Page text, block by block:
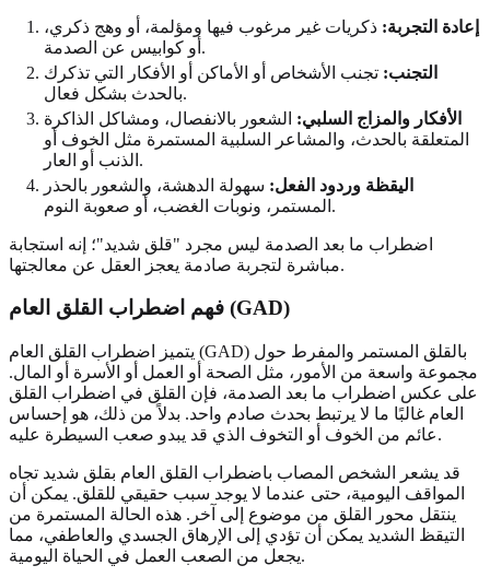
إعادة التجربة: ذكريات غير مرغوب فيها ومؤلمة، أو وهج ذكري،
أو كوابيس عن الصدمة.
التجنب: تجنب الأشخاص أو الأماكن أو الأفكار التي تذكرك
بالحدث بشكل فعال.
الأفكار والمزاج السلبي: الشعور بالانفصال، ومشاكل الذاكرة
المتعلقة بالحدث، والمشاعر السلبية المستمرة مثل الخوف أو
الذنب أو العار.
اليقظة وردود الفعل: سهولة الدهشة، والشعور بالحذر
المستمر، ونوبات الغضب، أو صعوبة النوم.
اضطراب ما بعد الصدمة ليس مجرد "قلق شديد"؛ إنه استجابة
مباشرة لتجربة صادمة يعجز العقل عن معالجتها.
فهم اضطراب القلق العام (GAD)
يتميز اضطراب القلق العام (GAD) بالقلق المستمر والمفرط حول
مجموعة واسعة من الأمور، مثل الصحة أو العمل أو الأسرة أو المال.
على عكس اضطراب ما بعد الصدمة، فإن القلق في اضطراب القلق
العام غالبًا ما لا يرتبط بحدث صادم واحد. بدلاً من ذلك، هو إحساس
عائم من الخوف أو التخوف الذي قد يبدو صعب السيطرة عليه.
قد يشعر الشخص المصاب باضطراب القلق العام بقلق شديد تجاه
المواقف اليومية، حتى عندما لا يوجد سبب حقيقي للقلق. يمكن أن
ينتقل محور القلق من موضوع إلى آخر. هذه الحالة المستمرة من
التيقظ الشديد يمكن أن تؤدي إلى الإرهاق الجسدي والعاطفي، مما
يجعل من الصعب العمل في الحياة اليومية.